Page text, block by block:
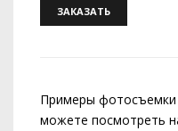
ЗАКАЗАТЬ
Примеры
можете посмотреть